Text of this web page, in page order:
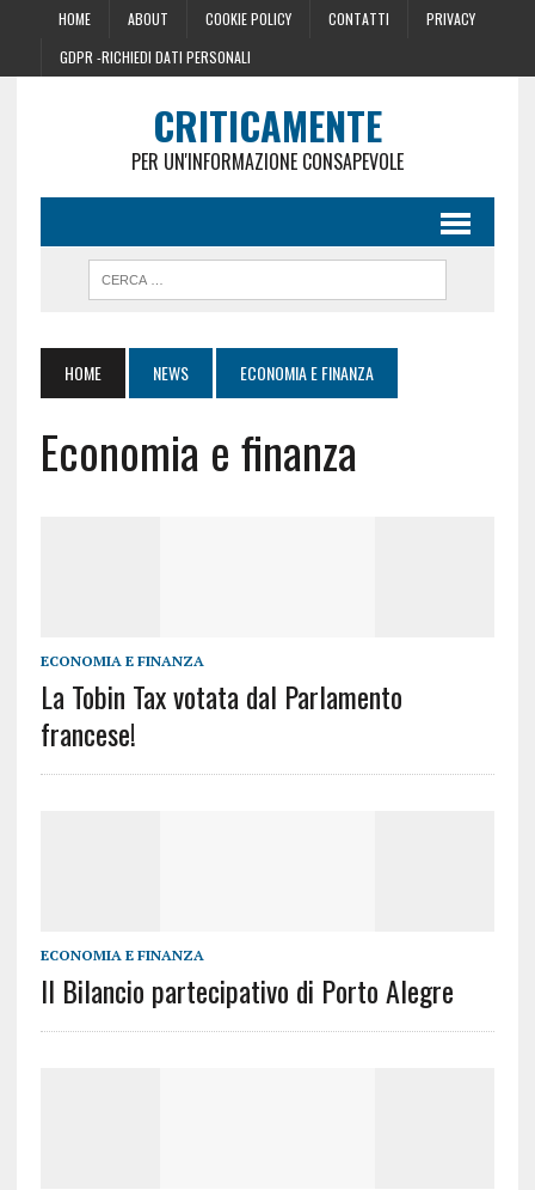
HOME ABOUT COOKIE POLICY CONTATTI
PRIVACY
GDPR -RICHIEDI DATI PERSONALI
CRITICAMENTE
PER UN'INFORMAZIONE CONSAPEVOLE
HOME NEWS ECONOMIA E FINANZA
Economia e finanza
ECONOMIA E FINANZA
La Tobin Tax votata dal Parlamento
francese!
ECONOMIA E FINANZA
Il Bilancio partecipativo di Porto Alegre